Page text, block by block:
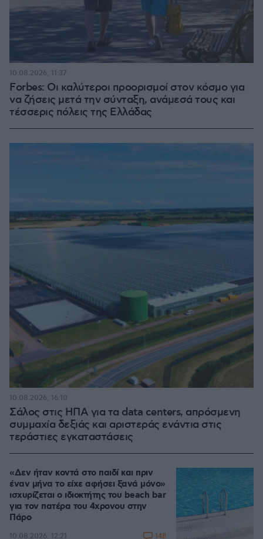
Forbes: Οι καλύτεροι προορισμοί στον κόσμο για
να ζήσεις μετά την σύνταξη, ανάμεσά τους και
τέσσερις πόλεις της Ελλάδας
10.08.2026, 11:37
Σάλος στις ΗΠΑ για τα data centers, απρόσμενη
συμμαχία δεξιάς και αριστεράς ενάντια στις
τεράστιες εγκαταστάσεις
10.08.2026, 16:10
«Δεν ήταν κοντά στο παιδί και πριν
έναν μήνα το είχε αφήσει ξανά μόνο»
ισχυρίζεται ο ιδιοκτήτης του beach bar
για τον πατέρα του 4χρονου στην
Πάρο
10.08.2026, 12:21 148